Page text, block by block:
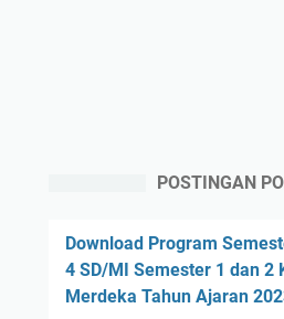
POSTINGAN
Download Program
4 SD/MI Semester 1 dan 2
Merdeka Tahun Ajaran